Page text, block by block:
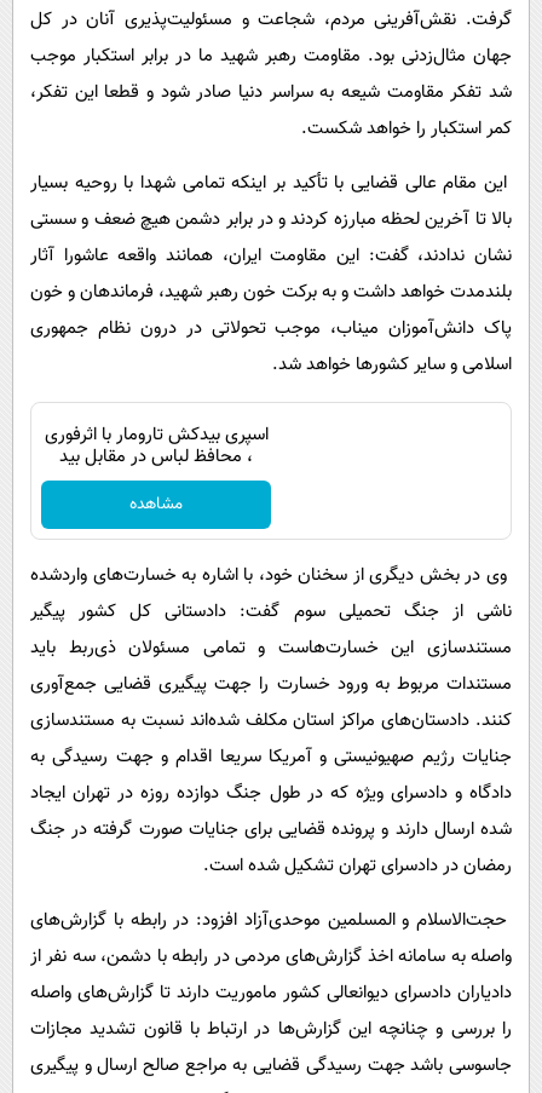
گرفت. نقش‌آفرینی مردم، شجاعت و مسئولیت‌پذیری آنان در کل
جهان مثال‌زدنی بود. مقاومت رهبر شهید ما در برابر استکبار موجب
شد تفکر مقاومت شیعه به سراسر دنیا صادر شود و قطعا این تفکر،
کمر استکبار را خواهد شکست.
این مقام عالی قضایی با تأکید بر اینکه تمامی شهدا با روحیه بسیار
بالا تا آخرین لحظه مبارزه کردند و در برابر دشمن هیچ ضعف و سستی
نشان ندادند، گفت: این مقاومت ایران، همانند واقعه عاشورا آثار
بلندمدت خواهد داشت و به برکت خون رهبر شهید، فرماندهان و خون
پاک دانش‌آموزان میناب، موجب تحولاتی در درون نظام جمهوری
اسلامی و سایر کشور‌ها خواهد شد.
اسپری بیدکش تارومار با اثرفوری
، محافظ لباس در مقابل بید
مشاهده
وی در بخش دیگری از سخنان خود، با اشاره به خسارت‌های واردشده
ناشی از جنگ تحمیلی سوم گفت: دادستانی کل کشور پیگیر
مستندسازی این خسارت‌هاست و تمامی مسئولان ذی‌ربط باید
مستندات مربوط به ورود خسارت را جهت پیگیری قضایی جمع‌آوری
کنند. دادستان‌های مراکز استان مکلف شده‌اند نسبت به مستندسازی
جنایات رژیم صهیونیستی و آمریکا سریعا اقدام و جهت رسیدگی به
دادگاه و دادسرای ویژه که در طول جنگ دوازده روزه در تهران ایجاد
شده ارسال دارند و پرونده قضایی برای جنایات صورت گرفته در جنگ
رمضان در دادسرای تهران تشکیل شده است.
حجت‌الاسلام و المسلمین موحدی‌آزاد افزود: در رابطه با گزارش‌های
واصله به سامانه اخذ گزارش‌های مردمی در رابطه با دشمن، سه نفر از
دادیاران دادسرای دیوانعالی کشور ماموریت دارند تا گزارش‌های واصله
را بررسی و چنانچه این گزارش‌ها در ارتباط با قانون تشدید مجازات
جاسوسی باشد جهت رسیدگی قضایی به مراجع صالح ارسال و پیگیری